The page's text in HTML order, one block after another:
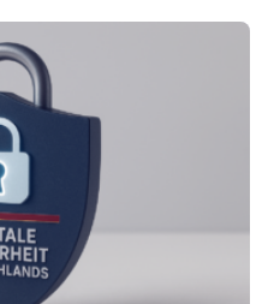
werden sich
Jahren insgesamt 15
CAVECORE mit
– also mit Robotern,
erfassen,
häufig auch mit…